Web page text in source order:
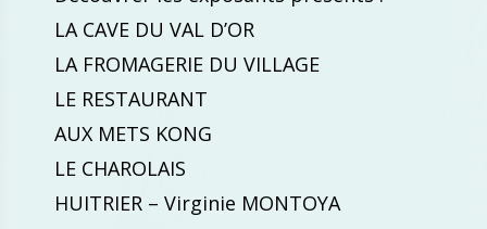
LA CAVE DU VAL D’OR
LA FROMAGERIE DU VILLAGE
LE RESTAURANT
AUX METS KONG
LE CHAROLAIS
HUITRIER – Virginie MONTOYA